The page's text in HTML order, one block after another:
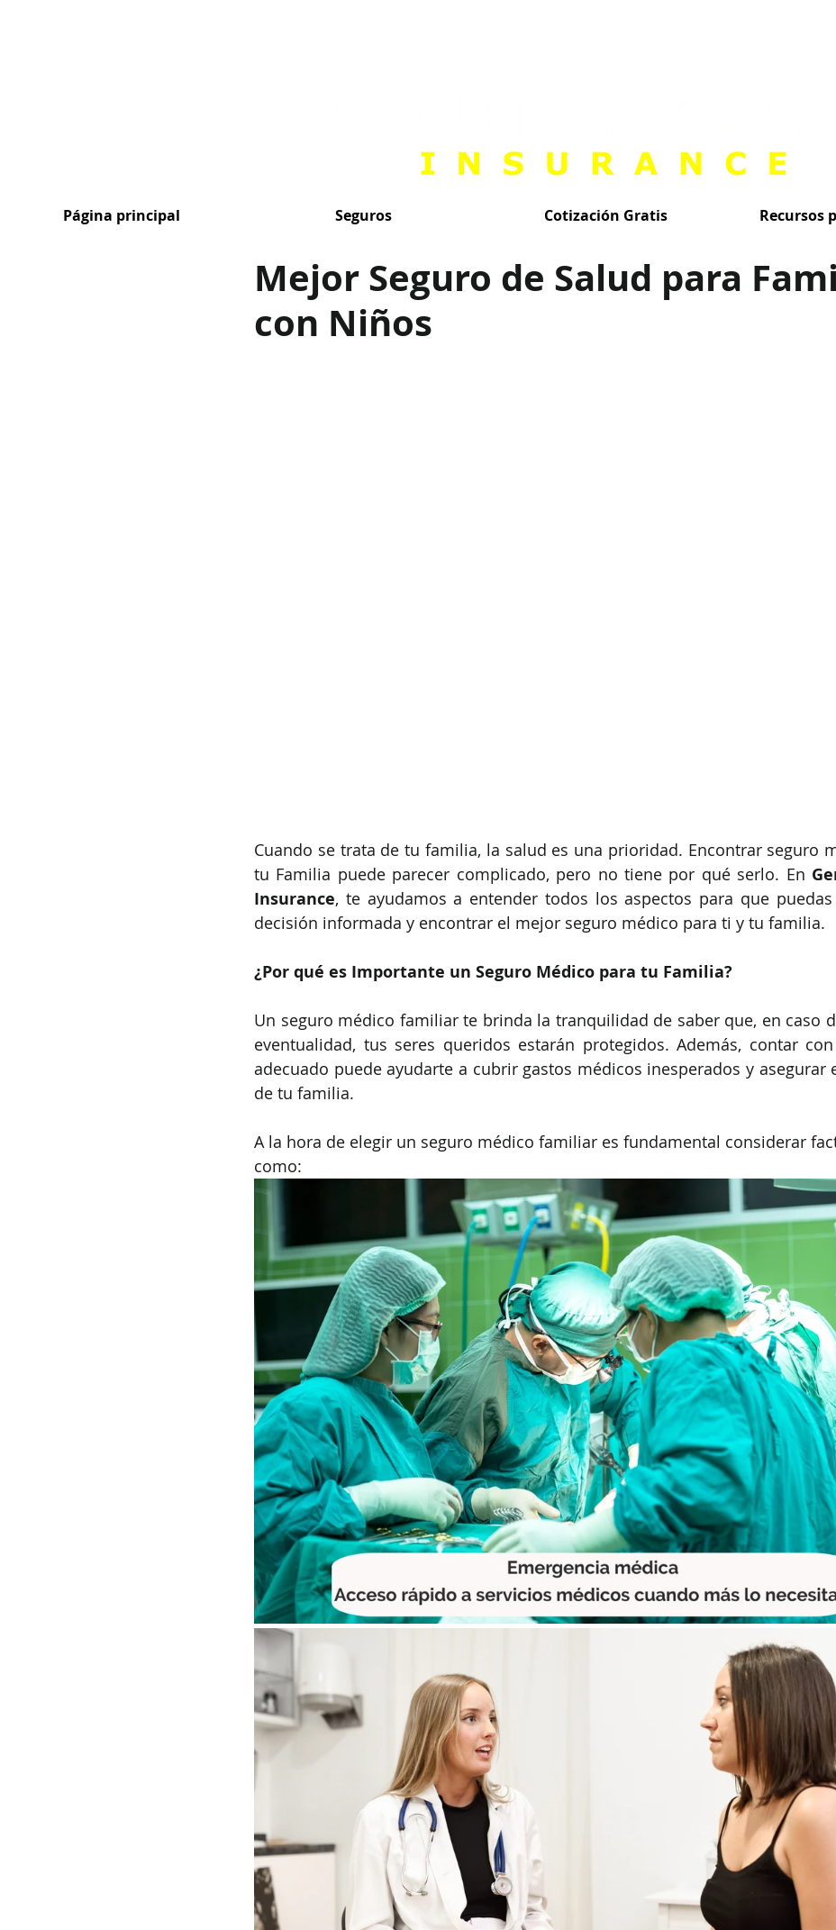
Página principal Seguros Cotización Gratis Recursos
Mejor Seguro de Salud para
con Niños
Cuando se trata de tu familia, la salud es una prioridad. Encontrar seguro
tu Familia puede parecer complicado, pero no tiene por qué serlo. En
Insurance, te ayudamos a entender todos los aspectos para que
decisión informada y encontrar el mejor seguro médico para ti y tu familia.
¿Por qué es Importante un Seguro Médico para tu Familia?
Un seguro médico familiar te brinda la tranquilidad de saber que, en caso
eventualidad, tus seres queridos estarán protegidos. Además, contar
adecuado puede ayudarte a cubrir gastos médicos inesperados y asegurar
de tu familia.
A la hora de elegir un seguro médico familiar es fundamental considerar
como: